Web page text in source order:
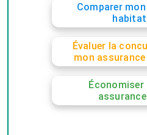
Comparer
Évaluer la
mon
Économiser